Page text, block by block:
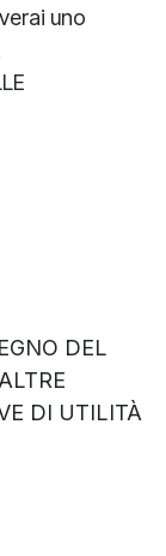
uno
DEL
DI UTILITÀ